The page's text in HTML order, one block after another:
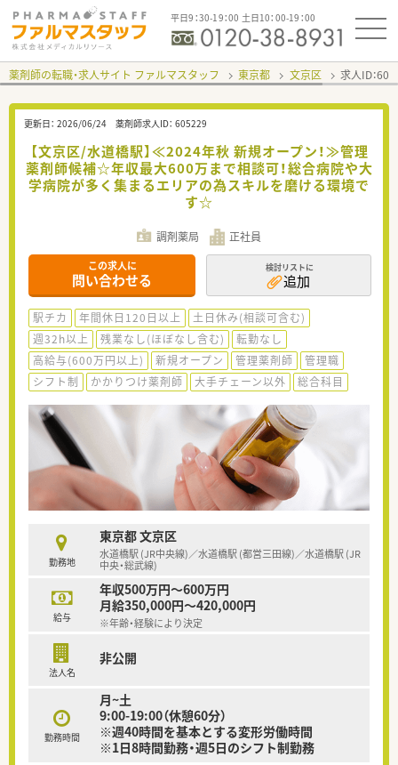
平日9：30-19：00 土日10：00-19：00
薬剤師の転職・求人サイト ファルマスタッフ 東京都 文京区 求人ID：
更新日： 2026/06/24 薬剤師求人ID： 605229
【文京区/水道橋駅】≪2024年秋 新規オープン！≫管理
薬剤師候補☆年収最大600万まで相談可！総合病院や大
学病院が多く集まるエリアの為スキルを磨ける環境で
す☆
調剤薬局 正社員
この求人に
問い合わせる
検討リストに
追加
駅チカ 年間休日120日以上
土日休み(相談可含む)
週32h以上
残業なし(ほぼなし含む)
転勤なし
高給与(600万円以上)
新規オープン 管理薬剤師
管理職
シフト制
かかりつけ薬剤師 大手チェーン以外 総合科目
勤務地
東京都 文京区
水道橋駅 (JR中央線)／水道橋駅 (都営三田線)／水道橋駅 (JR
中央・総武線)
給与
年収500万円～600万円
月給350,000円～420,000円
※年齢・経験により決定
法人名
非公開
勤務時間
月~土
9:00-19:00（休憩60分）
※週40時間を基本とする変形労働時間
※1日8時間勤務・週5日のシフト制勤務